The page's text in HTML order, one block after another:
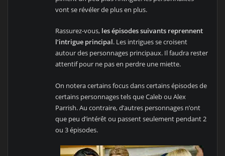
vont se révéler de plus en plus.
Rassurez-vous, les épisodes suivants reprennent
l’intrigue principal. Les intrigues se croisent
autour des personnages principaux. Il faudra rester
attentif pour ne pas en perdre une miette.
On notera certains focus dans certains épisodes de
certains personnages tels que Caleb ou Alex
Parrish. Au contraire, d’autres personnages n’ont
que peu d’intérêt ou passent seulement pendant 2
ou 3 épisodes.